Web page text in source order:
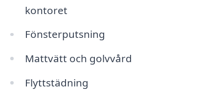
kontoret
Fönsterputsning
Mattvätt och golvvård
Flyttstädning